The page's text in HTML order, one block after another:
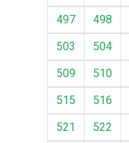
497
498
503
504
509
510
515
516
521
522